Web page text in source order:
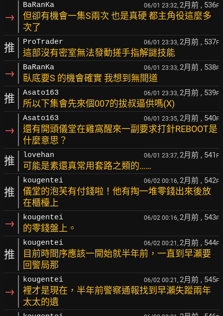
→
BaRanKa 06/01 23:32, 2月前 , 536F
但卻有機會一集S兩次 也是真硬 都主角役這麼多
次了
推 ProTrader 06/01 23:33, 2月前 , 537F
這部沒有密室無法發動搓手指解謎技能
→ BaRanKa 06/01 23:33, 2月前 , 538F
臥底要S 的機會確實 我想到無間道
推 Asato163 06/01 23:33, 2月前 , 539F
所以下集會先來個007的拔叔逼供嗎(X)
→
Asato163 06/01 23:35, 2月前 , 540F
還有開頭儀堂在雞窩醒來一副要求打針REBOOT是
什麼意思？
推 lovehan 06/01 23:37, 2月前 , 541 F
可能是素還真常用套路之類的……
推
kougentei 06/02 00:16, 2月前 , 542F
儀堂的泡芙有付錢啦！他有掏一堆零錢出來後放
在櫃檯上
→ kougentei 06/02 00:16, 2月前 , 543F
的零錢盤上。
推
kougentei 06/02 00:21, 2月前 , 544F
目前時間序應該一開始就半年前，一直到早瀨要
回警局那
→
kougentei 06/02 00:21, 2月前 , 545F
裡才是現在，半年前警察通報找到早瀨失蹤兩年
太太的遺